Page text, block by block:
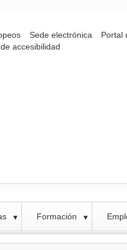
Sede electrónica
Portal
accesibilidad
▼ Formación ▼